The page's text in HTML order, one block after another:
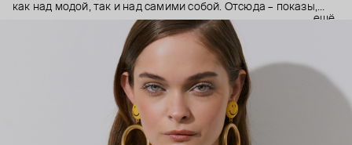
как над модой, так и над самими собой. Отсюда – показы,
мгновенно становящиеся главными событиями, вирусные
выходы селебрити (помните Кэти Перри в платье-люстре на
бале Института костюма Met Gala в 2019 году?) и
коллаборации с самыми неожиданными кандидатами, от
«Улицы Сезам» до The Sims. Украшения бренда –
гипертрофированно праздничные, практически
нарисованные: с кристаллами размером с ладонь и будто бы
расплавленными сердцами.
ещё